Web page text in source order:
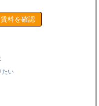
賃料を確認
たい